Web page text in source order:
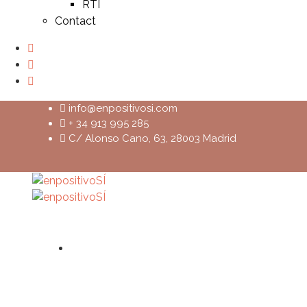
RTI
Contact
info@enpositivosi.com
+ 34 913 995 285
C/ Alonso Cano, 63, 28003 Madrid